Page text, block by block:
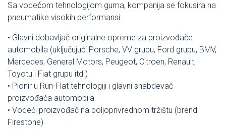
Sa vodećom tehnologijom guma, kompanija se fokusira na
pneumatike visokih performansi:
• Glavni dobavljač originalne opreme za proizvođače
automobila (uključujući Porsche, VV grupu, Ford grupu, BMV,
Mercedes, General Motors, Peugeot, Citroen, Renault,
Toyotu i Fiat grupu itd.)
• Pionir u Run-Flat tehnologiji i glavni snabdevač
proizvođača automobila
• Vodeći proizvođač na poljoprivrednom tržištu (brend
Firestone)